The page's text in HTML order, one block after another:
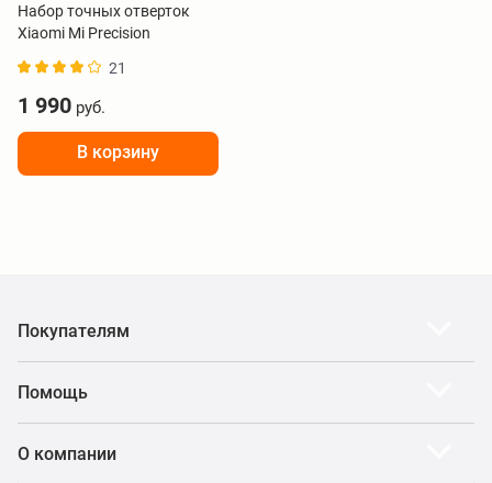
Набор точных отверток
Xiaomi Mi Precision
BHR4680GL 21
1 990 руб.
В корзину
Покупателям
Помощь
О компании